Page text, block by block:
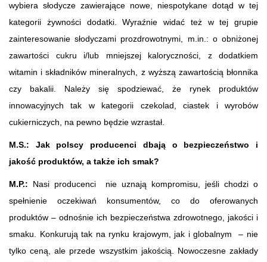
wybiera słodycze zawierające nowe, niespotykane dotąd w tej
kategorii żywności dodatki. Wyraźnie widać też w tej grupie
zainteresowanie słodyczami prozdrowotnymi, m.in.: o obniżonej
zawartości cukru i/lub mniejszej kaloryczności, z dodatkiem
witamin i składników mineralnych, z wyższą zawartością błonnika
czy bakalii. Należy się spodziewać, że rynek produktów
innowacyjnych tak w kategorii czekolad, ciastek i wyrobów
cukierniczych, na pewno będzie wzrastał.
M.S.: Jak polscy producenci dbają o bezpieczeństwo i
jakość produktów, a także ich smak?
M.P.: Nasi producenci nie uznają kompromisu, jeśli chodzi o
spełnienie oczekiwań konsumentów, co do oferowanych
produktów – odnośnie ich bezpieczeństwa zdrowotnego, jakości i
smaku. Konkurują tak na rynku krajowym, jak i globalnym – nie
tylko ceną, ale przede wszystkim jakością. Nowoczesne zakłady